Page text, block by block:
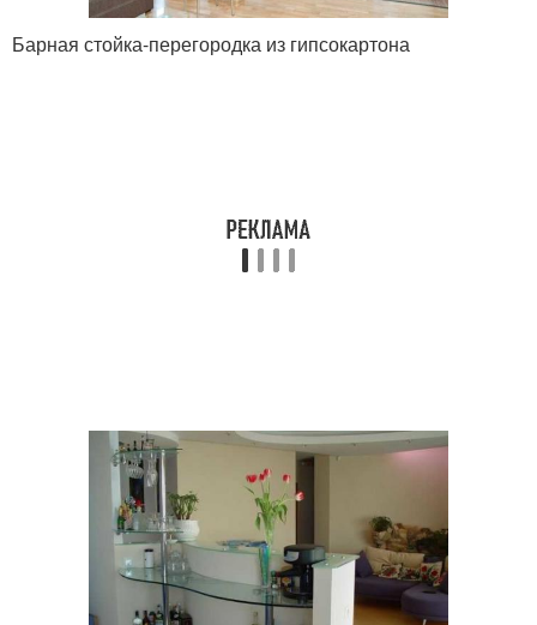
Барная стойка-перегородка из гипсокартона